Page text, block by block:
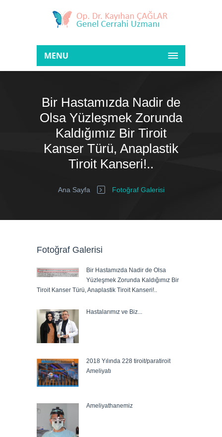
MENU
Bir Hastamızda Nadir de
Olsa Yüzleşmek Zorunda
Kaldığımız Bir Tiroit
Kanser Türü, Anaplastik
Tiroit Kanseri!..
Ana Sayfa Fotoğraf Galerisi
Fotoğraf Galerisi
Bir Hastamızda Nadir de Olsa
Yüzleşmek Zorunda Kaldığımız Bir
Tiroit Kanser Türü, Anaplastik Tiroit Kanseri!..
Hastalarımız ve Biz...
2018 Yılında 228 tiroit/paratiroit
Ameliyatı
Ameliyathanemiz